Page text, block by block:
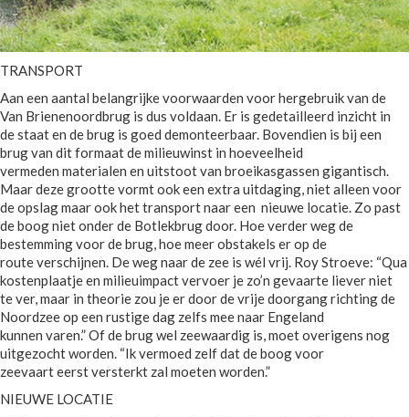
TRANSPORT
Aan een aantal belangrijke voorwaarden voor hergebruik van de
Van Brienenoordbrug is dus voldaan. Er is gedetailleerd inzicht in
de staat en de brug is goed demonteerbaar. Bovendien is bij een
brug van dit formaat de milieuwinst in hoeveelheid
vermeden materialen en uitstoot van broeikasgassen gigantisch.
Maar deze grootte vormt ook een extra uitdaging, niet alleen voor
de opslag maar ook het transport naar een nieuwe locatie. Zo past
de boog niet onder de Botlekbrug door. Hoe verder weg de
bestemming voor de brug, hoe meer obstakels er op de
route verschijnen. De weg naar de zee is wél vrij. Roy Stroeve: “Qua
kostenplaatje en milieuimpact vervoer je zo’n gevaarte liever niet
te ver, maar in theorie zou je er door de vrije doorgang richting de
Noordzee op een rustige dag zelfs mee naar Engeland
kunnen varen.” Of de brug wel zeewaardig is, moet overigens nog
uitgezocht worden. “Ik vermoed zelf dat de boog voor
zeevaart eerst versterkt zal moeten worden.”
NIEUWE LOCATIE